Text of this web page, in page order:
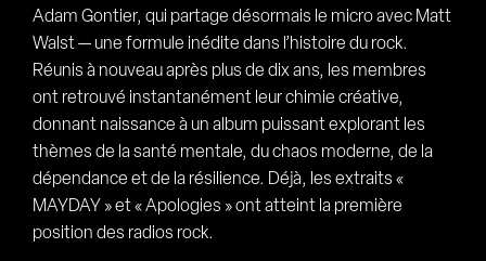
Adam Gontier, qui partage désormais le micro avec Matt
Walst — une formule inédite dans l’histoire du rock.
Réunis à nouveau après plus de dix ans, les membres
ont retrouvé instantanément leur chimie créative,
donnant naissance à un album puissant explorant les
thèmes de la santé mentale, du chaos moderne, de la
dépendance et de la résilience. Déjà, les extraits «
MAYDAY » et « Apologies » ont atteint la première
position des radios rock.